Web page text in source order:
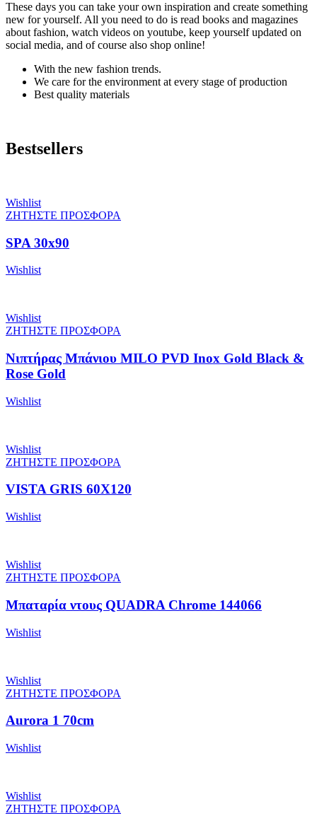
These days you can take your own inspiration and create something
new for yourself. All you need to do is read books and magazines
about fashion, watch videos on youtube, keep yourself updated on
social media, and of course also shop online!
With the new fashion trends.
We care for the environment at every stage of production
Best quality materials
Bestsellers
Wishlist
ΖΗΤΗΣΤΕ ΠΡΟΣΦΟΡΑ
SPA 30x90
Wishlist
Wishlist
ΖΗΤΗΣΤΕ ΠΡΟΣΦΟΡΑ
Νιπτήρας Μπάνιου MILO PVD Inox Gold Black &
Rose Gold
Wishlist
Wishlist
ΖΗΤΗΣΤΕ ΠΡΟΣΦΟΡΑ
VISTA GRIS 60X120
Wishlist
Wishlist
ΖΗΤΗΣΤΕ ΠΡΟΣΦΟΡΑ
Μπαταρία ντους QUADRA Chrome 144066
Wishlist
Wishlist
ΖΗΤΗΣΤΕ ΠΡΟΣΦΟΡΑ
Aurora 1 70cm
Wishlist
Wishlist
ΖΗΤΗΣΤΕ ΠΡΟΣΦΟΡΑ